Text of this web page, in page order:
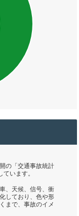
の「交通事故統計
います。
、天候、信号、衝
しており、色や形
まで、事故のイメ